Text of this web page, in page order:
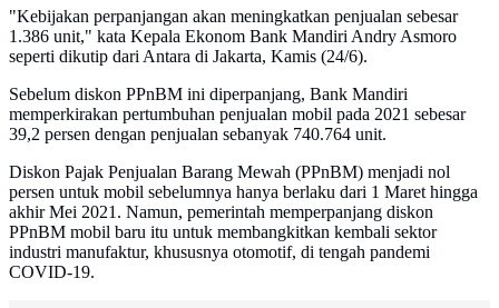
"Kebijakan perpanjangan akan meningkatkan penjualan sebesar
1.386 unit," kata Kepala Ekonom Bank Mandiri Andry Asmoro
seperti dikutip dari Antara di Jakarta, Kamis (24/6).
Sebelum diskon PPnBM ini diperpanjang, Bank Mandiri
memperkirakan pertumbuhan penjualan mobil pada 2021 sebesar
39,2 persen dengan penjualan sebanyak 740.764 unit.
Diskon Pajak Penjualan Barang Mewah (PPnBM) menjadi nol
persen untuk mobil sebelumnya hanya berlaku dari 1 Maret hingga
akhir Mei 2021. Namun, pemerintah memperpanjang diskon
PPnBM mobil baru itu untuk membangkitkan kembali sektor
industri manufaktur, khususnya otomotif, di tengah pandemi
COVID-19.